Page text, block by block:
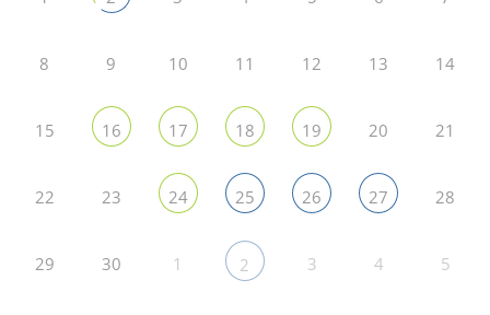
8 9 10 11 12 13 14
15 16 17 18 19 20 21
22 23 24 25 26 27 28
29 30 1 2 3 4 5